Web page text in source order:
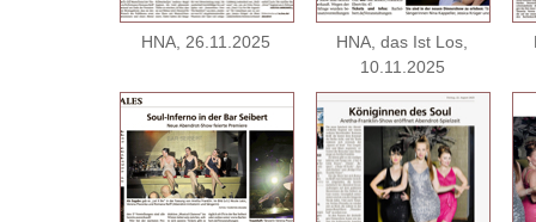
HNA, 26.11.2025
HNA, das Ist Los,
10.11.2025